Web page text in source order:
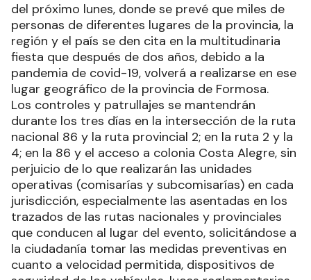
del próximo lunes, donde se prevé que miles de
personas de diferentes lugares de la provincia, la
región y el país se den cita en la multitudinaria
fiesta que después de dos años, debido a la
pandemia de covid-19, volverá a realizarse en ese
lugar geográfico de la provincia de Formosa.
Los controles y patrullajes se mantendrán
durante los tres días en la intersección de la ruta
nacional 86 y la ruta provincial 2; en la ruta 2 y la
4; en la 86 y el acceso a colonia Costa Alegre, sin
perjuicio de lo que realizarán las unidades
operativas (comisarías y subcomisarías) en cada
jurisdicción, especialmente las asentadas en los
trazados de las rutas nacionales y provinciales
que conducen al lugar del evento, solicitándose a
la ciudadanía tomar las medidas preventivas en
cuanto a velocidad permitida, dispositivos de